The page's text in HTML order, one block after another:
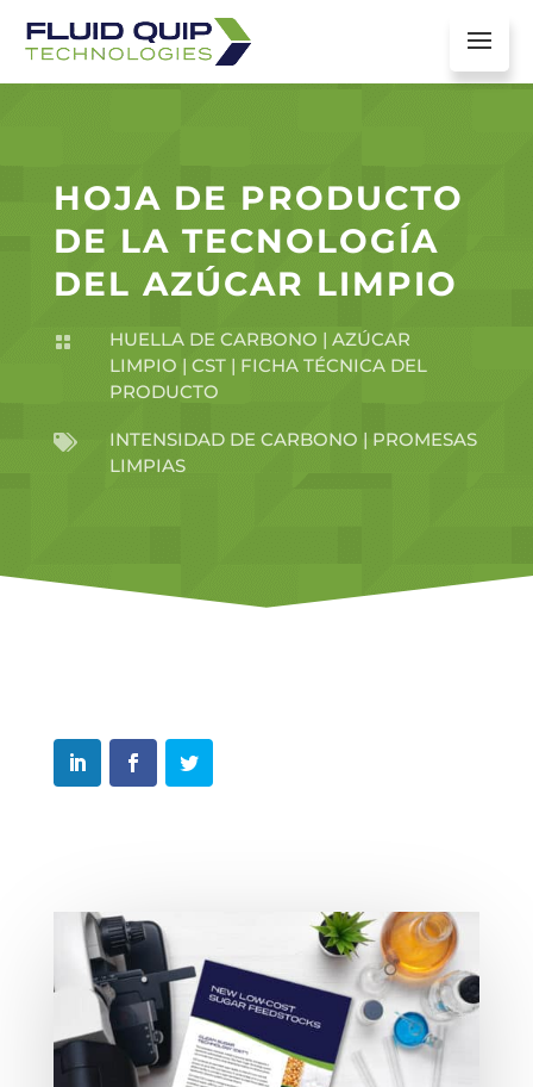
HOJA DE PRODUCTO
DE LA TECNOLOGÍA
DEL AZÚCAR LIMPIO
 HUELLA DE CARBONO | AZÚCAR
LIMPIO | CST| FICHA TÉCNICA DEL
PRODUCTO
 INTENSIDAD DE CARBONO | PROMESAS
LIMPIAS